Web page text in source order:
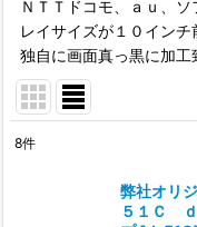
ＮＴＴドコモ、ａｕ、
レイサイズが１０イン
独自に画面真っ黒に加工
8件
弊社オリ
５１Ｃ